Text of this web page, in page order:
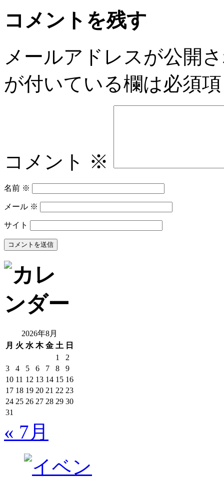
コメントを残す
メールアドレスが公開
が付いている欄は必須
コメント ※
名前 ※
メール ※
サイト
2026年8月
月 火 水 木 金 土 日
1
2
3
4 5 6 7 8
9
10 11 12 13 14 15 16
17 18 19 20 21 22 23
24 25 26 27 28 29 30
31
« 7月